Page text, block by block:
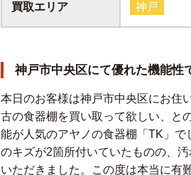
買取エリア 神戸
神戸市中央区にて優れた機能性
本日のお客様は神戸市中央区にお住
古の食器棚を買い取って欲しい、と
能が人気のアヤノの食器棚「TK」
のキズが2箇所付いていたものの、
いただきました。この度は本当に有